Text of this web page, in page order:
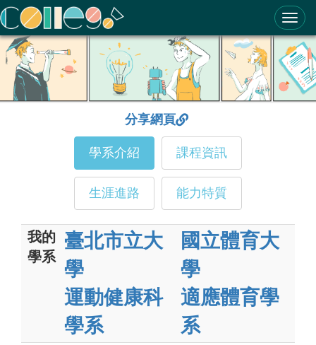
ColleGo! 大學選才與高中育才輔助系統
分享網頁
學系介紹 課程資訊
生涯進路 能力特質
我的
學系
臺北市立大
學
運動健康科
學系
國立體育大
學
適應體育學
系